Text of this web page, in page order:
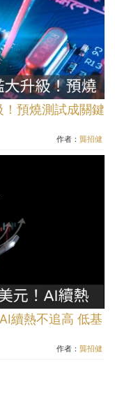
預燒測試成關鍵
作者： 龔招健
續熱不追高 低基
作者： 龔招健